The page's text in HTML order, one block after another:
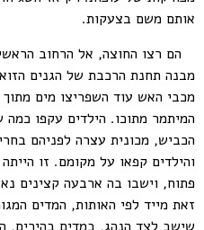
אותם משם בצעקות.
הם רצו החוצה, אל הרחוב
מבנה תחנת הרכבת של הגנים
מכבי האש עוד השפריצו מים
המיתמר מתוכו. הילדים עקפו
הכביש, מכונית עצרה לפניהם
והילדים קפאו על מקומם. זו
פתוח, וישבו בה ארבעה קצינים
זאת מייד לפי האותות, המדים